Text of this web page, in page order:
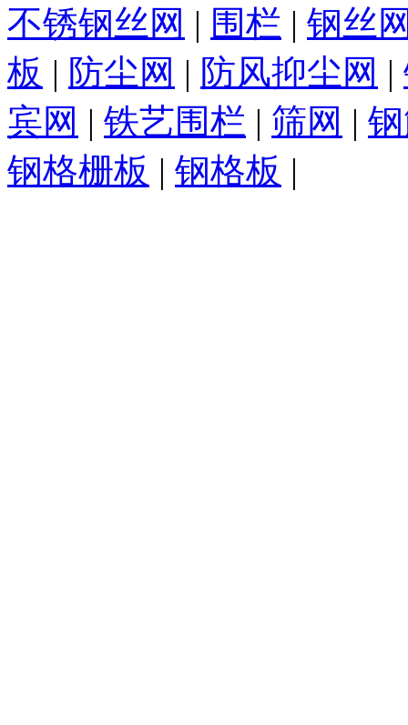
不锈钢丝网 | 围栏 | 钢丝
板 | 防尘网 | 防风抑尘网 |
宾网 | 铁艺围栏 | 筛网 |
钢格栅板 | 钢格板 |